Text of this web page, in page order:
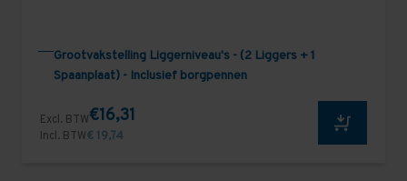
Grootvakstelling Liggerniveau's - (2 Liggers + 1
Spaanplaat) - Inclusief borgpennen
Excl. BTW€16,31
Incl. BTW€ 19,74